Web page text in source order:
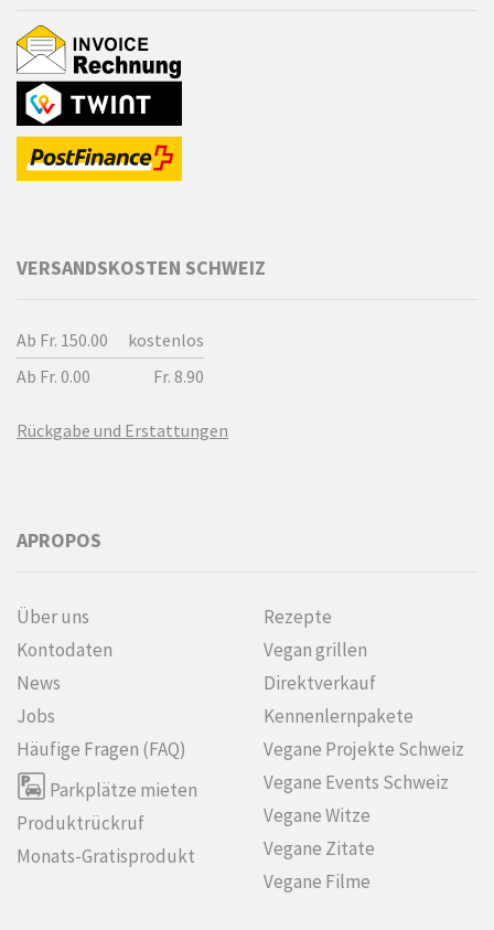
VERSANDSKOSTEN SCHWEIZ
Ab Fr. 150.00
kostenlos
Ab Fr. 0.00
Fr. 8.90
Rückgabe und Erstattungen
APROPOS
Über uns
Kontodaten
News
Jobs
Häufige Fragen (FAQ)
Parkplätze mieten
Produktrückruf
Monats-Gratisprodukt
Rezepte
Vegan grillen
Direktverkauf
Kennenlern­pakete
Vegane Projekte Schweiz
Vegane Events Schweiz
Vegane Witze
Vegane Zitate
Vegane Filme